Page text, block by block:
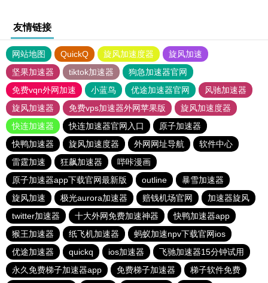
友情链接
网站地图 QuickQ 旋风加速度器
旋风加速
坚果加速器
tiktok加速器
狗急加速器官网
免费vqn外网加速
小蓝鸟 优途加速器官网
风驰加速器
旋风加速器
免费vps加速器外网苹果版
旋风加速度器
快连加速器
快连加速器官网入口
原子加速器
快鸭加速器
旋风加速度器 外网网址导航
软件中心
雷霆加速
狂飙加速器
哔咔漫画
原子加速器app下载官网最新版
outline
暴雪加速器
旋风加速
极光aurora加速器 赔钱机场官网
加速器旋风
twitter加速器
十大外网免费加速神器
快鸭加速器app
猴王加速器
纸飞机加速器
蚂蚁加速npv下载官网ios
优途加速器
quickq ios加速器
飞驰加速器15分钟试用
永久免费梯子加速器app
免费梯子加速器 梯子软件免费